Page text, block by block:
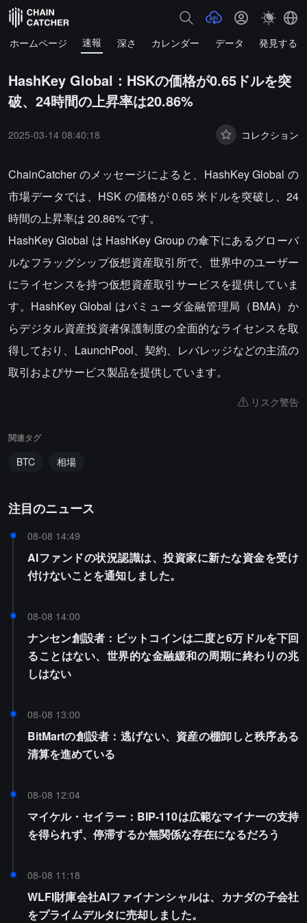
ホームページ 速報 深さ カレンダー データ 発見する
HashKey Global：HSKの価格が0.65ドルを突
破、24時間の上昇率は20.86%
2025-03-14 08:40:18 コレクション
ChainCatcher のメッセージによると、HashKey Global の
市場データでは、HSK の価格が 0.65 米ドルを突破し、24
時間の上昇率は 20.86% です。
HashKey Global は HashKey Group の傘下にあるグローバ
ルなフラッグシップ仮想資産取引所で、世界中のユーザー
にライセンスを持つ仮想資産取引サービスを提供していま
す。HashKey Global はバミューダ金融管理局（BMA）か
らデジタル資産投資者保護制度の全面的なライセンスを取
得しており、LaunchPool、契約、レバレッジなどの主流の
取引およびサービス製品を提供しています。
リスク警告
関連タグ
BTC 相場
注目のニュース
08-08 14:49
AIファンドの状況認識は、投資家に新たな資金を受け
付けないことを通知しました。
08-08 14:00
ナンセン創設者：ビットコインは二度と6万ドルを下回
ることはない、世界的な金融緩和の周期に終わりの兆
しはない
08-08 13:00
BitMartの創設者：逃げない、資産の棚卸しと秩序ある
清算を進めている
08-08 12:04
マイケル・セイラー：BIP-110は広範なマイナーの支持
を得られず、停滞するか無関係な存在になるだろう
08-08 11:18
WLFI財庫会社AIファイナンシャルは、カナダの子会社
をプライムデルタに売却しました。